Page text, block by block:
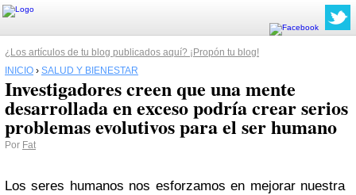
¿Los artículos de tu blog publicados aquí? ¡Propón tu blog!
INICIO › SALUD Y BIENESTAR
Investigadores creen que una mente
desarrollada en exceso podría crear serios
problemas evolutivos para el ser humano
Por Fat
Los seres humanos nos esforzamos en mejorar nuestra